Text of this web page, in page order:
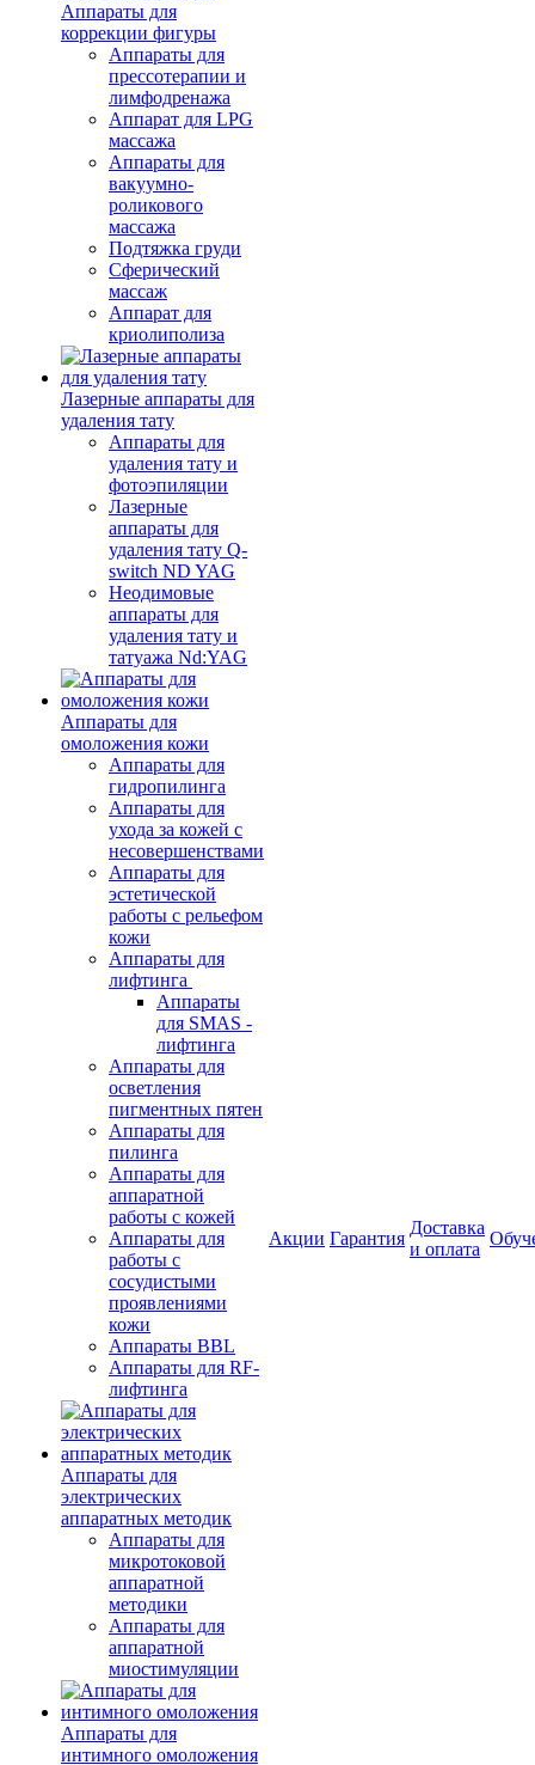
Аппараты для
коррекции фигуры
Аппараты для
прессотерапии и
лимфодренажа
Аппарат для LPG
массажа
Аппараты для
вакуумно-
роликового
массажа
Подтяжка груди
Сферический
массаж
Аппарат для
криолиполиза
Лазерные аппараты для
удаления тату
Аппараты для
удаления тату и
фотоэпиляции
Лазерные
аппараты для
удаления тату Q-
switch ND YAG
Неодимовые
аппараты для
удаления тату и
татуажа Nd:YAG
Аппараты для
омоложения кожи
Аппараты для
гидропилинга
Аппараты для
ухода за кожей с
несовершенствами
Аппараты для
эстетической
работы с рельефом
кожи
Аппараты для
лифтинга
Аппараты
для SMAS -
лифтинга
Аппараты для
осветления
пигментных пятен
Аппараты для
пилинга
Аппараты для
аппаратной
работы с кожей
Аппараты для
работы с
сосудистыми
проявлениями
кожи
Аппараты BBL
Аппараты для RF-
лифтинга
Аппараты для
электрических
аппаратных методик
Аппараты для
микротоковой
аппаратной
методики
Аппараты для
аппаратной
миостимуляции
Аппараты для
интимного омоложения
Акции Гарантия
Доставка
и оплата